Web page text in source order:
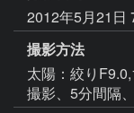
2012年5月21日
撮影方法
太陽：絞り
撮影、5分間隔